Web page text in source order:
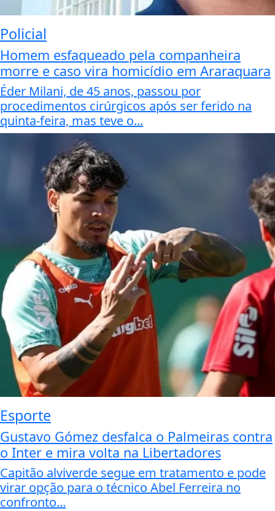
Policial
Homem esfaqueado pela companheira
morre e caso vira homicídio em Araraquara
Éder Milani, de 45 anos, passou por
procedimentos cirúrgicos após ser ferido na
quinta-feira, mas teve o...
Esporte
Gustavo Gómez desfalca o Palmeiras contra
o Inter e mira volta na Libertadores
Capitão alviverde segue em tratamento e pode
virar opção para o técnico Abel Ferreira no
confronto...